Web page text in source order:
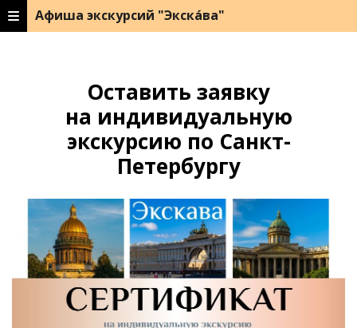
Афиша экскурсий "Экска́ва"
Оставить заявку
на индивидуальную
экскурсию по Санкт-
Петербургу